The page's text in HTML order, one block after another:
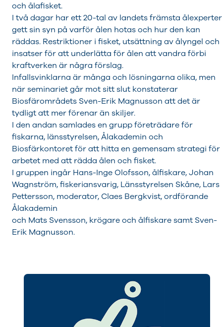
och ålafisket.
I två dagar har ett 20-tal av landets främsta ålexperter
gett sin syn på varför ålen hotas och hur den kan
räddas. Restriktioner i fisket, utsättning av ålyngel och
insatser för att underlätta för ålen att vandra förbi
kraftverken är några förslag.
Infallsvinklarna är många och lösningarna olika, men
när seminariet går mot sitt slut konstaterar
Biosfärområdets Sven-Erik Magnusson att det är
tydligt att mer förenar än skiljer.
I den andan samlades en grupp företrädare för
fiskarna, länsstyrelsen, Ålakademin och
Biosfärkontoret för att hitta en gemensam strategi för
arbetet med att rädda ålen och fisket.
I gruppen ingår Hans-Inge Olofsson, ålfiskare, Johan
Wagnström, fiskeriansvarig, Länsstyrelsen Skåne, Lars
Pettersson, moderator, Claes Bergkvist, ordförande
Ålakademin
och Mats Svensson, krögare och ålfiskare samt Sven-
Erik Magnusson.